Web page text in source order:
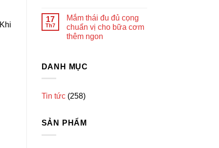
17
Th7
Mắm thái đu đủ cọng
chuẩn vị cho bữa cơm
thêm ngon
DANH MỤC
Tin tức(258)
SẢN PHẨM